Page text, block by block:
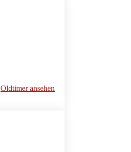
Oldtimer ansehen